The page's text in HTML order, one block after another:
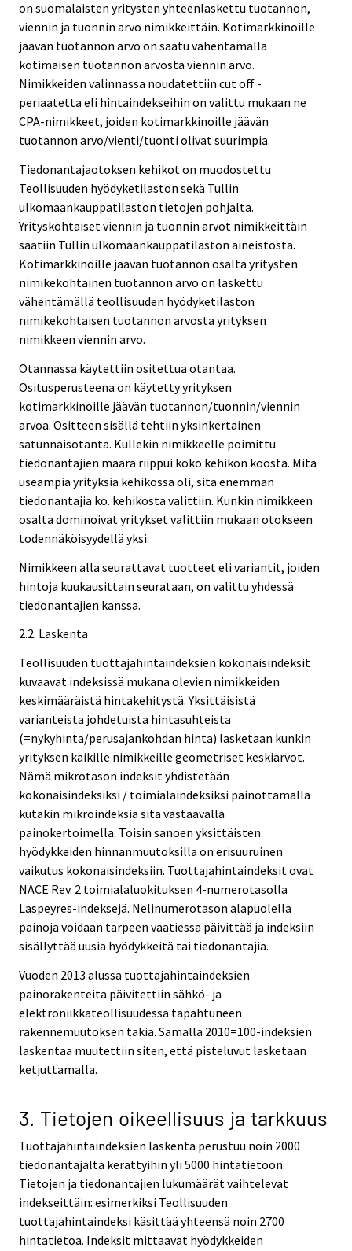
on suomalaisten yritysten yhteenlaskettu tuotannon,
viennin ja tuonnin arvo nimikkeittäin. Kotimarkkinoille
jäävän tuotannon arvo on saatu vähentämällä
kotimaisen tuotannon arvosta viennin arvo.
Nimikkeiden valinnassa noudatettiin cut off -
periaatetta eli hintaindekseihin on valittu mukaan ne
CPA-nimikkeet, joiden kotimarkkinoille jäävän
tuotannon arvo/vienti/tuonti olivat suurimpia.
Tiedonantajaotoksen kehikot on muodostettu
Teollisuuden hyödyketilaston sekä Tullin
ulkomaankauppatilaston tietojen pohjalta.
Yrityskohtaiset viennin ja tuonnin arvot nimikkeittäin
saatiin Tullin ulkomaankauppatilaston aineistosta.
Kotimarkkinoille jäävän tuotannon osalta yritysten
nimikekohtainen tuotannon arvo on laskettu
vähentämällä teollisuuden hyödyketilaston
nimikekohtaisen tuotannon arvosta yrityksen
nimikkeen viennin arvo.
Otannassa käytettiin ositettua otantaa.
Ositusperusteena on käytetty yrityksen
kotimarkkinoille jäävän tuotannon/tuonnin/viennin
arvoa. Ositteen sisällä tehtiin yksinkertainen
satunnaisotanta. Kullekin nimikkeelle poimittu
tiedonantajien määrä riippui koko kehikon koosta. Mitä
useampia yrityksiä kehikossa oli, sitä enemmän
tiedonantajia ko. kehikosta valittiin. Kunkin nimikkeen
osalta dominoivat yritykset valittiin mukaan otokseen
todennäköisyydellä yksi.
Nimikkeen alla seurattavat tuotteet eli variantit, joiden
hintoja kuukausittain seurataan, on valittu yhdessä
tiedonantajien kanssa.
2.2. Laskenta
Teollisuuden tuottajahintaindeksien kokonaisindeksit
kuvaavat indeksissä mukana olevien nimikkeiden
keskimääräistä hintakehitystä. Yksittäisistä
varianteista johdetuista hintasuhteista
(=nykyhinta/perusajankohdan hinta) lasketaan kunkin
yrityksen kaikille nimikkeille geometriset keskiarvot.
Nämä mikrotason indeksit yhdistetään
kokonaisindeksiksi / toimialaindeksiksi painottamalla
kutakin mikroindeksiä sitä vastaavalla
painokertoimella. Toisin sanoen yksittäisten
hyödykkeiden hinnanmuutoksilla on erisuuruinen
vaikutus kokonaisindeksiin. Tuottajahintaindeksit ovat
NACE Rev. 2 toimialaluokituksen 4-numerotasolla
Laspeyres-indeksejä. Nelinumerotason alapuolella
painoja voidaan tarpeen vaatiessa päivittää ja indeksiin
sisällyttää uusia hyödykkeitä tai tiedonantajia.
Vuoden 2013 alussa tuottajahintaindeksien
painorakenteita päivitettiin sähkö- ja
elektroniikkateollisuudessa tapahtuneen
rakennemuutoksen takia. Samalla 2010=100-indeksien
laskentaa muutettiin siten, että pisteluvut lasketaan
ketjuttamalla.
3. Tietojen oikeellisuus ja tarkkuus
Tuottajahintaindeksien laskenta perustuu noin 2000
tiedonantajalta kerättyihin yli 5000 hintatietoon.
Tietojen ja tiedonantajien lukumäärät vaihtelevat
indekseittäin: esimerkiksi Teollisuuden
tuottajahintaindeksi käsittää yhteensä noin 2700
hintatietoa. Indeksit mittaavat hyödykkeiden